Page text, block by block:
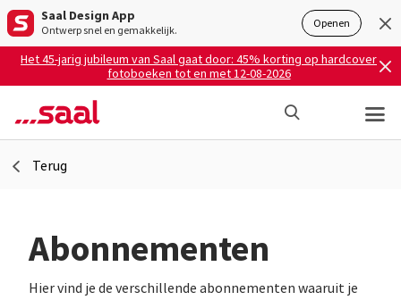
Saal Design App
Ontwerp snel en gemakkelijk. Openen
Het 45-jarig jubileum van Saal gaat door: 45% korting op hardcover
fotoboeken tot en met 12-08-2026
Terug
Abonnementen
Hier vind je de verschillende abonnementen waaruit je